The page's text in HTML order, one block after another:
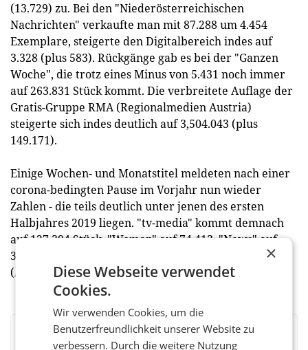
(13.729) zu. Bei den "Niederösterreichischen
Nachrichten" verkaufte man mit 87.288 um 4.454
Exemplare, steigerte den Digitalbereich indes auf
3.328 (plus 583). Rückgänge gab es bei der "Ganzen
Woche", die trotz eines Minus von 5.431 noch immer
auf 263.831 Stück kommt. Die verbreitete Auflage der
Gratis-Gruppe RMA (Regionalmedien Austria)
steigerte sich indes deutlich auf 3,504.043 (plus
149.171).
Einige Wochen- und Monatstitel meldeten nach einer
corona-bedingten Pause im Vorjahr nun wieder
Zahlen - die teils deutlich unter jenen des ersten
Halbjahres 2019 liegen. "tv-media" kommt demnach
auf 127.394 Stück, "Woman" auf 74.413, "News" auf
39.761, "trend" auf 27.458 und "e-media" auf 21.990.
(APA)
BEWERTEN SIE DIESEN ARTIKEL
×
Diese Webseite verwendet
Cookies.
Wir verwenden Cookies, um die
Benutzerfreundlichkeit unserer Website zu
verbessern. Durch die weitere Nutzung